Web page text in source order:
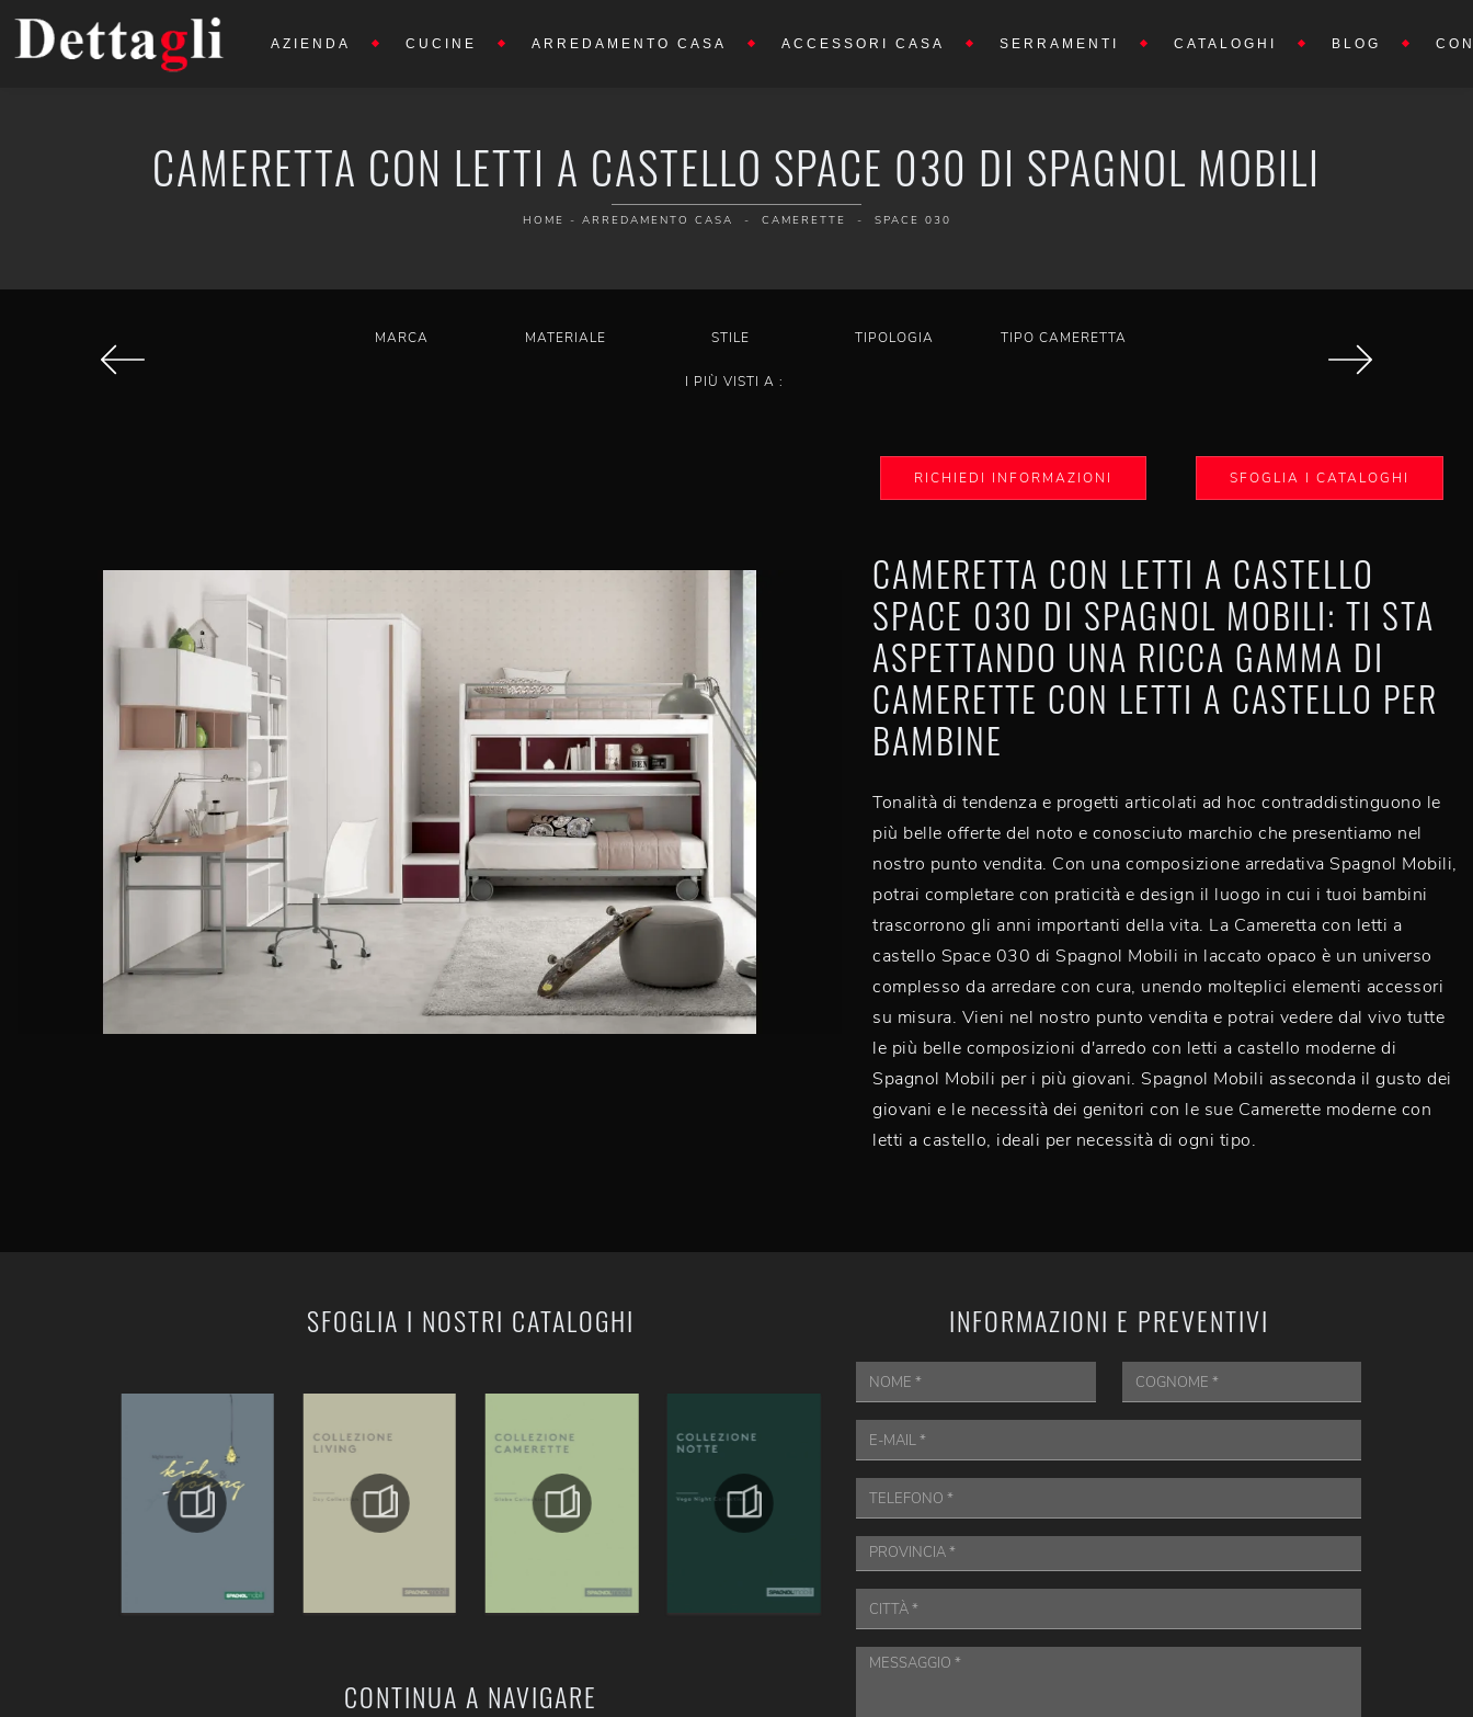
AZIENDA CUCINE ARREDAMENTO CASA ACCESSORI CASA SERRAMENTI CATALOGHI BLOG
CAMERETTA CON LETTI A CASTELLO SPACE 030 DI SPAGNOL MOBILI
HOME - ARREDAMENTO CASA - CAMERETTE - SPACE 030
MARCA MATERIALE STILE TIPOLOGIA TIPO CAMERETTA
I PIÙ VISTI A :
RICHIEDI INFORMAZIONI SFOGLIA I CATALOGHI
CAMERETTA CON LETTI A CASTELLO
SPACE 030 DI SPAGNOL MOBILI: TI STA
ASPETTANDO UNA RICCA GAMMA DI
CAMERETTE CON LETTI A CASTELLO PER
BAMBINE
Tonalità di tendenza e progetti articolati ad hoc contraddistinguono le
più belle offerte del noto e conosciuto marchio che presentiamo nel
nostro punto vendita. Con una composizione arredativa Spagnol Mobili,
potrai completare con praticità e design il luogo in cui i tuoi bambini
trascorrono gli anni importanti della vita. La Cameretta con letti a
castello Space 030 di Spagnol Mobili in laccato opaco è un universo
complesso da arredare con cura, unendo molteplici elementi accessori
su misura. Vieni nel nostro punto vendita e potrai vedere dal vivo tutte
le più belle composizioni d'arredo con letti a castello moderne di
Spagnol Mobili per i più giovani. Spagnol Mobili asseconda il gusto dei
giovani e le necessità dei genitori con le sue Camerette moderne con
letti a castello, ideali per necessità di ogni tipo.
SFOGLIA I NOSTRI CATALOGHI
CONTINUA A NAVIGARE
INFORMAZIONI E PREVENTIVI